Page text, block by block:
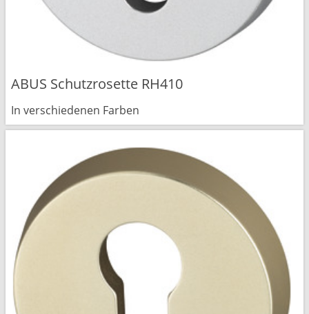
ABUS Schutzrosette RH410
In verschiedenen Farben